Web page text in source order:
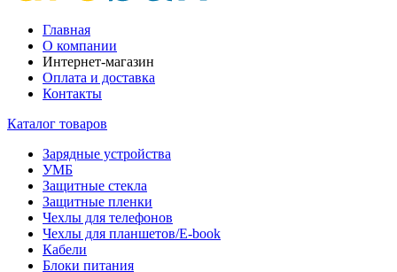
Главная
О компании
Интернет-магазин
Оплата и доставка
Контакты
Каталог товаров
Зарядные устройства
УМБ
Защитные стекла
Защитные пленки
Чехлы для телефонов
Чехлы для планшетов/E-book
Кабели
Блоки питания